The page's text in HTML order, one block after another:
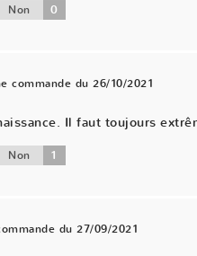
Non 0
commande du 26/10/2021
Il faut toujours
Non 1
du 27/09/2021